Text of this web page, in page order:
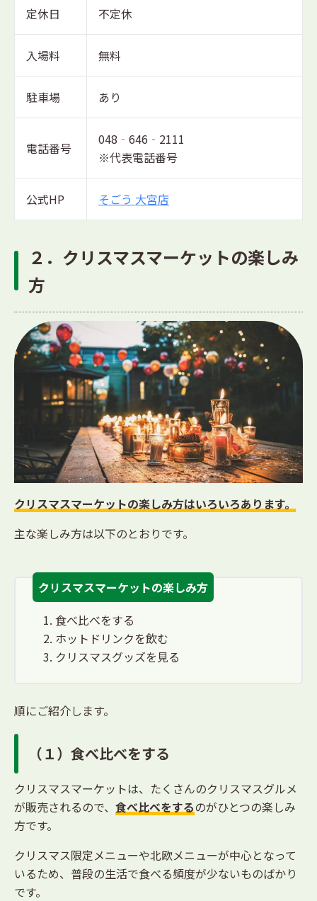
定休日 不定休
入場料 無料
駐車場 あり
電話番号
048‐646‐2111
※代表電話番号
公式HP そごう 大宮店
２．クリスマスマーケットの楽しみ
方
クリスマスマーケットの楽しみ方はいろいろあります。
主な楽しみ方は以下のとおりです。
クリスマスマーケットの楽しみ方
食べ比べをする
ホットドリンクを飲む
クリスマスグッズを見る
順にご紹介します。
（１）食べ比べをする
クリスマスマーケットは、たくさんのクリスマスグルメ
が販売されるので、 食べ比べをするのがひとつの楽しみ
方です。
クリスマス限定メニューや北欧メニューが中心となって
いるため、普段の生活で食べる頻度が少ないものばかり
です。